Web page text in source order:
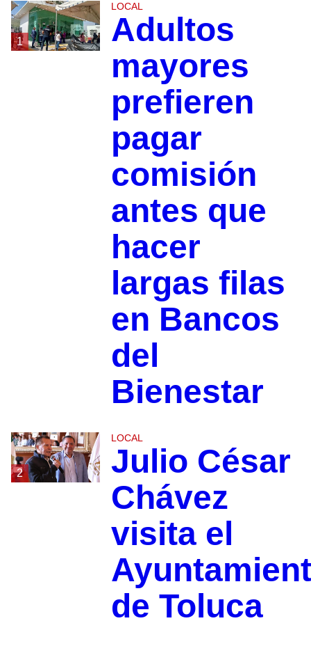
1
LOCAL
Adultos
mayores
prefieren
pagar
comisión
antes que
hacer
largas filas
en Bancos
del
Bienestar
2
LOCAL
Julio César
Chávez
visita el
de Toluca